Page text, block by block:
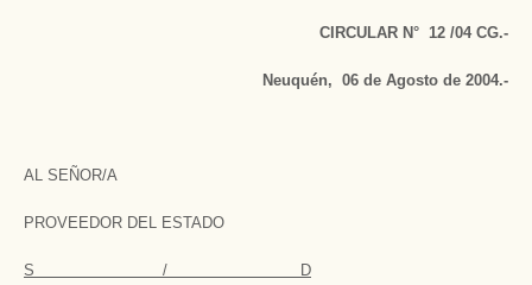
CIRCULAR N° 12 /04 CG.-
Neuquén, 06 de Agosto de 2004.-
AL SEÑOR/A
PROVEEDOR DEL ESTADO
S / D